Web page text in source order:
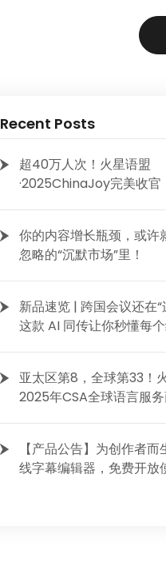
Recent Posts
超40万人次！火星语盟
·2025ChinaJoy完美收官
你的内容增长瓶颈，或许
忽略的“沉默市场”里！
新品速览 | 跨国会议还在“
这款 AI 同传让你秒懂每个
亚太区第8，全球第33！
2025年CSA全球语言服
【产品公告】为创作者
线字幕编辑器，免费开放